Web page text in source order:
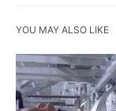
YOU MAY ALSO LIKE